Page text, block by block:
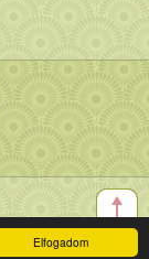
Elfogadom